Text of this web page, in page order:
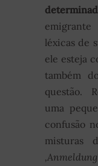
léxicas de
ele esteja
também
questão.
uma
confusão
misturas